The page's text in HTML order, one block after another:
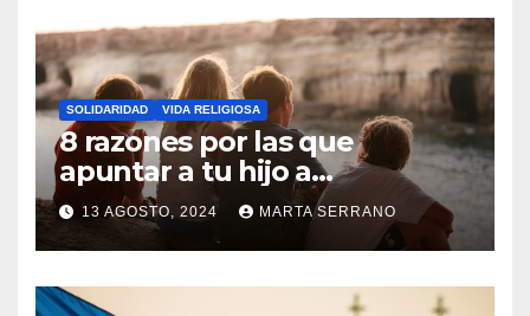
N
T
A
R
I
O
S
O
H
A
Y
SOLIDARIDAD VIDA RELIGIOSA
8 razones por las que
apuntar a tu hijo a
Catequesis
13 AGOSTO, 2024 MARTA SERRANO
N
O